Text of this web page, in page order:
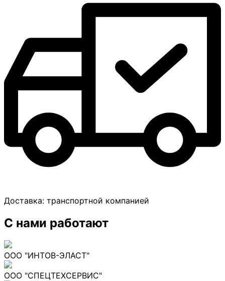
Доставка: транспортной компанией
С нами работают
ООО "ИНТОВ-ЭЛАСТ"
ООО "СПЕЦТЕХСЕРВИС"